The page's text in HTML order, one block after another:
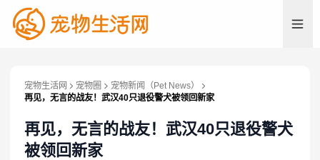
宠物生活网 宠物圈
宠物新闻（Pet News）
再见，无言的战友！武汉40只退役警犬被领回新家
再见，无言的战友！武汉40只退役警犬
被领回新家